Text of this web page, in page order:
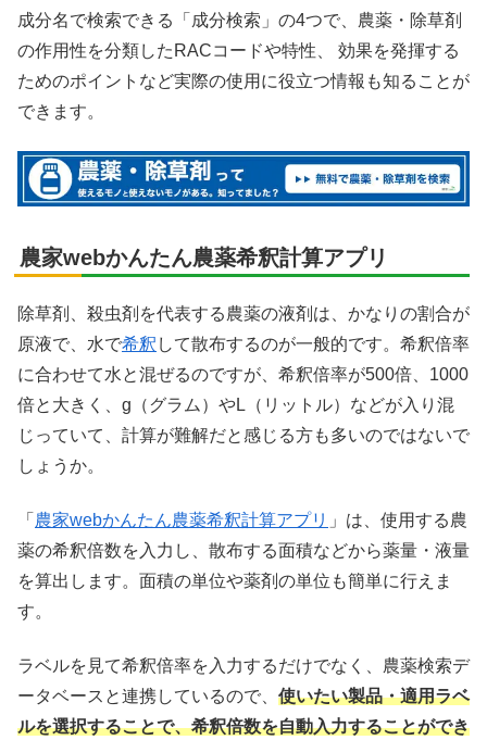
成分名で検索できる「成分検索」の4つで、農薬・除草剤
の作用性を分類したRACコードや特性、 効果を発揮する
ためのポイントなど実際の使用に役立つ情報も知ることが
できます。
農家webかんたん農薬希釈計算アプリ
除草剤、殺虫剤を代表する農薬の液剤は、かなりの割合が
原液で、水で希釈 して散布するのが一般的です。希釈倍率
に合わせて水と混ぜるのですが、希釈倍率が500倍、1000
倍と大きく、g（グラム）やL（リットル）などが入り混
じっていて、計算が難解だと感じる方も多いのではないで
しょうか。
「 農家webかんたん農薬希釈計算アプリ 」は、使用する農
薬の希釈倍数を入力し、散布する面積などから薬量・液量
を算出します。面積の単位や薬剤の単位も簡単に行えま
す。
ラベルを見て希釈倍率を入力するだけでなく、農薬検索デ
ータベースと連携しているので、 使いたい製品・適用ラベ
ルを選択することで、希釈倍数を自動入力することができ
Facebook
はてブ
LinkedIn
コピー